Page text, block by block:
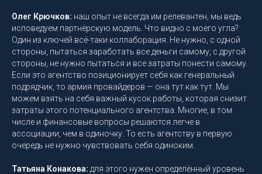
Олег Крючков: наш опыт не всегда им релевантен, мы ведь
исповедуем партнёрскую модель. Что видно с моего угла?
Один из ключей всё-таки коллаборация. Не нужно, с одной
стороны, пытаться заработать все деньги самому, с другой
стороны, не нужно пытаться и все затраты понести самому.
Если это агентство позиционирует себя как генеральный
подрядчик, то армия провайдеров — она тут как тут. Мы
можем взять на себя важный кусок работы, которая снизит
затраты этого потенциального агентства. Многие, в том
числе и финансовые вопросы решаются легче в
ассоциации, чем в одиночку. То есть агентству в первую
очередь не нужно чувствовать себя одиноким.
Татьяна Конакова: для этого нужен определённый уровень